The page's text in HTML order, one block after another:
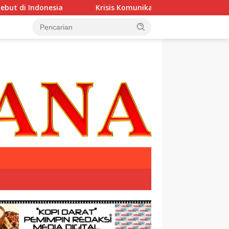
Krisis Komunikasi Pemerintah Kian Parah?